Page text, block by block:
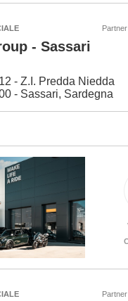
- Sassari
- Z.I. Predda Niedda
- Sassari, Sardegna